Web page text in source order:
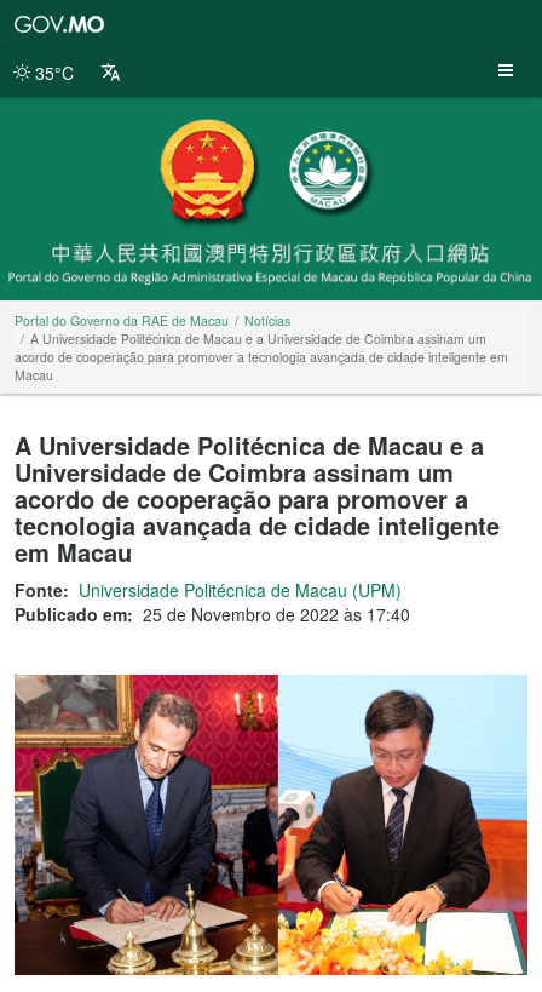
da
35°C
Portal do Governo da RAE de Macau
Notícias
A Universidade Politécnica de Macau e a Universidade de Coimbra assinam um
acordo de cooperação para promover a tecnologia avançada de cidade inteligente em
Macau
A Universidade Politécnica de Macau e a
Universidade de Coimbra assinam um
acordo de cooperação para promover a
tecnologia avançada de cidade inteligente
em Macau
Fonte: Universidade Politécnica de Macau (UPM)
Publicado em: 25 de Novembro de 2022 às 17:40